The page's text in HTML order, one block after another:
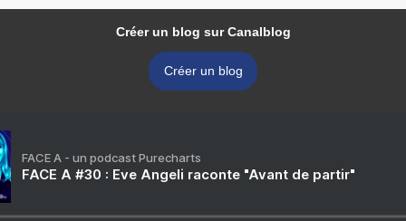
Créer un blog sur Canalblog
Créer un blog
FACE A - un podcast Purecharts
FACE A #30 : Eve Angeli raconte "Avant de partir"